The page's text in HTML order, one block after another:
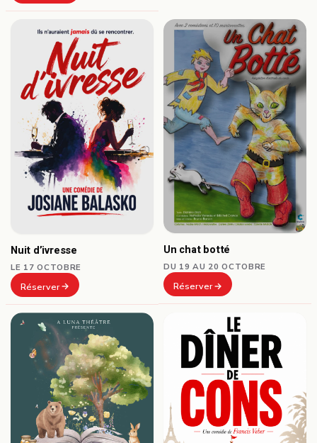
Nuit d’ivresse
LE 17 OCTOBRE
Réserver
Un chat botté
DU 19 AU 20 OCTOBRE
Réserver